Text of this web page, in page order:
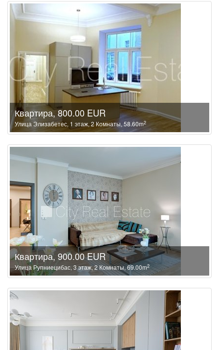
Квартира, 800.00 EUR
Улица Элизабетес, 1 этаж, 2 Комнаты, 58.60m2
Квартира, 900.00 EUR
Улица Рупниецибас, 3 этаж, 2 Комнаты, 69.00m2